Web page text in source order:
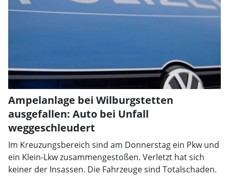
Ampelanlage bei Wilburgstetten
ausgefallen: Auto bei Unfall
weggeschleudert
Im Kreuzungsbereich sind am Donnerstag ein Pkw und
ein Klein-Lkw zusammengestoßen. Verletzt hat sich
keiner der Insassen. Die Fahrzeuge sind Totalschaden.